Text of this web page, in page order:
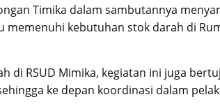
Timika dalam sambutannya
kebutuhan stok darah di
di RSUD Mimika, kegiatan ini juga
ke depan koordinasi dalam